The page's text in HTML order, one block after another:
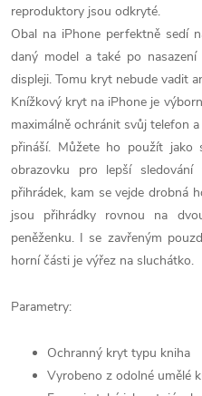
reproduktory jsou odkryté.
Obal na iPhone perfektně sedí
daný model a také po
displeji. Tomu kryt nebude vadit
Knížkový kryt na iPhone je
maximálně ochránit svůj telefon
přináší. Můžete ho použít jako
obrazovku pro lepší
přihrádek, kam se vejde drobná
jsou přihrádky rovnou na
peněženku. I se zavřeným
horní části je výřez na sluchátko.
Parametry:
Ochranný kryt typu kniha
Vyrobeno z odolné umělé